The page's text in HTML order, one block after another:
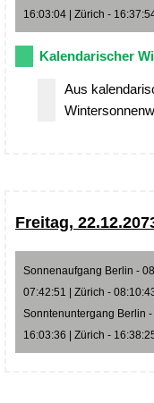
16:03:04 | Zürich -
Kalendarischer
Aus
Freitag,
Sonnenaufgang Berlin -
07:42:51 | Zürich -
Sonntenuntergang Berlin
16:03:36 | Zürich -